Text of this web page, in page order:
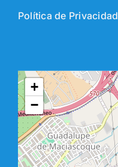
Política de Privacidad
+
−